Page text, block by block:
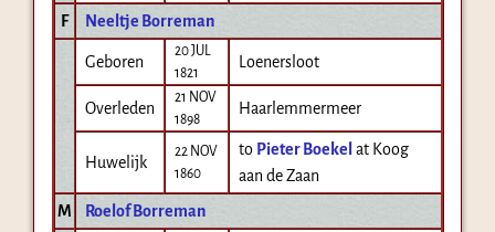
F Neeltje Borreman
Geboren
20 JUL
1821
Loenersloot
Overleden
21 NOV
1898
Haarlemmermeer
Huwelijk
22 NOV
1860
to Pieter Boekel at Koog
aan de Zaan
M
Roelof Borreman